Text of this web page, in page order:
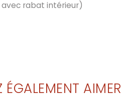
rabat intérieur)
ÉGALEMENT AIMER